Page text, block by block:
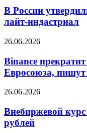
триллионы
рублей
утвердили
новый
ГОСТ
объектов
индастриал
В России
лайт-индастриал
Binance
обслуживать
клиентов
из
пишут
26.06.2026
Binance
Евросоюза,
Внебиржевой
доллара
поднялся
выше
26.06.2026
Внебиржевой
рублей